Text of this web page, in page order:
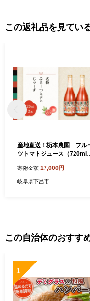
この返礼品を見てい
産地直送！杤本農園 フル
ツトマトジュース（
マト とまと 野菜飲料 贈答 ギ
フト 野菜ジュ—ス トマト
寄附金額 17,000円
岐阜県下呂市
この自治体のおすす
1